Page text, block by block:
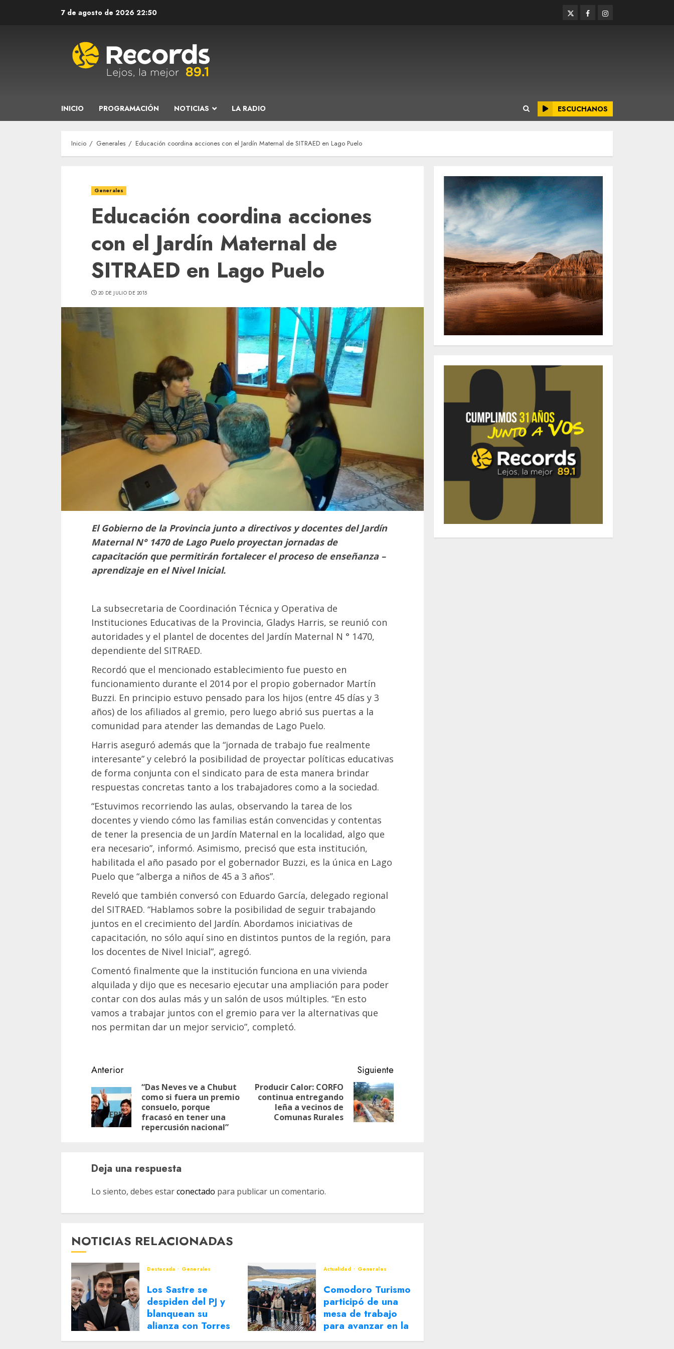
7 de agosto de 2026 22:50 TwitterFacebookInstagram
INICIO PROGRAMACIÓN NOTICIAS LA RADIO ESCUCHANOS
Inicio Generales Educación coordina acciones con el Jardín Maternal de SITRAED en Lago Puelo
Generales
Educación coordina acciones
con el Jardín Maternal de
SITRAED en Lago Puelo
20 DE JULIO DE 2015
El Gobierno de la Provincia junto a directivos y docentes del Jardín
Maternal N° 1470 de Lago Puelo proyectan jornadas de
capacitación que permitirán fortalecer el proceso de enseñanza –
aprendizaje en el Nivel Inicial.
La subsecretaria de Coordinación Técnica y Operativa de
Instituciones Educativas de la Provincia, Gladys Harris, se reunió con
autoridades y el plantel de docentes del Jardín Maternal N ° 1470,
dependiente del SITRAED.
Recordó que el mencionado establecimiento fue puesto en
funcionamiento durante el 2014 por el propio gobernador Martín
Buzzi. En principio estuvo pensado para los hijos (entre 45 días y 3
años) de los afiliados al gremio, pero luego abrió sus puertas a la
comunidad para atender las demandas de Lago Puelo.
Harris aseguró además que la “jornada de trabajo fue realmente
interesante” y celebró la posibilidad de proyectar políticas educativas
de forma conjunta con el sindicato para de esta manera brindar
respuestas concretas tanto a los trabajadores como a la sociedad.
“Estuvimos recorriendo las aulas, observando la tarea de los
docentes y viendo cómo las familias están convencidas y contentas
de tener la presencia de un Jardín Maternal en la localidad, algo que
era necesario”, informó. Asimismo, precisó que esta institución,
habilitada el año pasado por el gobernador Buzzi, es la única en Lago
Puelo que “alberga a niños de 45 a 3 años”.
Reveló que también conversó con Eduardo García, delegado regional
del SITRAED. “Hablamos sobre la posibilidad de seguir trabajando
juntos en el crecimiento del Jardín. Abordamos iniciativas de
capacitación, no sólo aquí sino en distintos puntos de la región, para
los docentes de Nivel Inicial”, agregó.
Comentó finalmente que la institución funciona en una vivienda
alquilada y dijo que es necesario ejecutar una ampliación para poder
contar con dos aulas más y un salón de usos múltiples. “En esto
vamos a trabajar juntos con el gremio para ver la alternativas que
nos permitan dar un mejor servicio”, completó.
Navegación
de
entradas
Anterior
Entrada
anterior:
“Das Neves ve a Chubut
como si fuera un premio
consuelo, porque
fracasó en tener una
repercusión nacional”
Siguiente
Siguiente
entrada:
Producir Calor: CORFO
continua entregando
leña a vecinos de
Comunas Rurales
Deja una respuesta
Lo siento, debes estarconectado para publicar un comentario.
NOTICIAS RELACIONADAS
Destacada Generales
Los Sastre se
despiden del PJ y
blanquean su
alianza con Torres
Actualidad Generales
Comodoro Turismo
participó de una
mesa de trabajo
para avanzar en la
reactivación del